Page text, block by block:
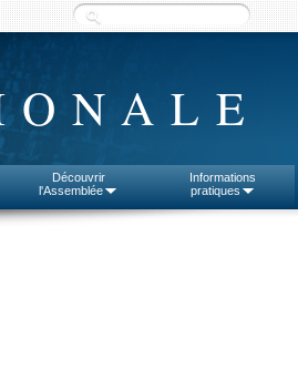
Découvrir
l'Assemblée
Informations
pratiques